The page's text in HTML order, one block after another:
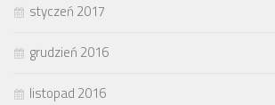
styczeń 2017
grudzień 2016
listopad 2016